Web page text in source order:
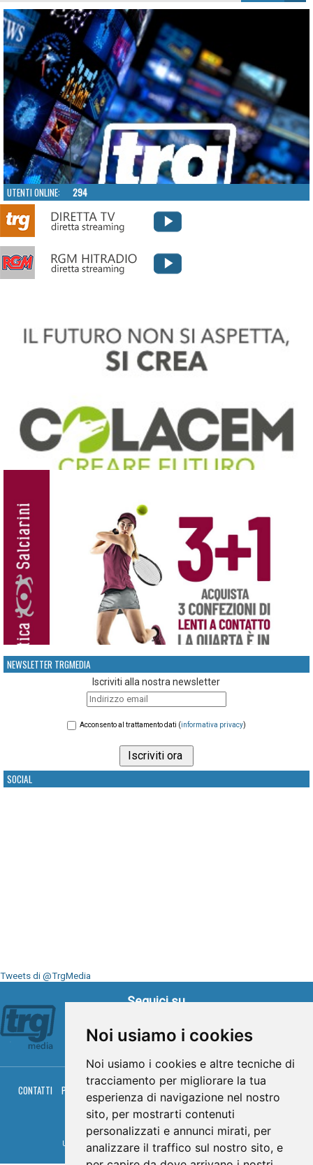
Noi usiamo i cookies
Noi usiamo i cookies e altre tecniche di
tracciamento per migliorare la tua
esperienza di navigazione nel nostro
sito, per mostrarti contenuti
personalizzati e annunci mirati, per
analizzare il traffico sul nostro sito, e
UTENTI ONLINE: 294
NEWSLETTER TRGMEDIA
Iscriviti alla nostra newsletter
Acconsento al trattamento dati (informativa privacy)
SOCIAL
Tweets di @TrgMedia
Seguici su
CONTATTI PRIVACY COOKIES PALINSESTO DIRETTA TV
DIRETTA RADIO
RGM HITRADIO
© TRG Media 2005-2026
Umbria Televisioni s.r.l. - P.I.00496230541 - www.trgmedia.it- Powered by